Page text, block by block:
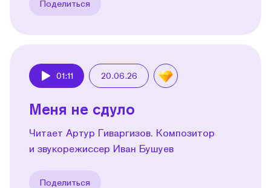
Поделиться
01:11 20.06.26
Меня не сдуло
Читает Артур Гиваргизов. Композитор
и звукорежиссер Иван Бушуев
Поделиться